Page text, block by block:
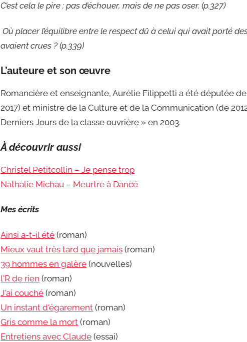
C’est cela le pire : pas d’échouer, mais de ne pas oser. (p.327)
Où placer l’équilibre entre le respect dû à celui qui avait porté
avaient crues ? (p.339)
L’auteure et son œuvre
Romancière et enseignante, Aurélie Filippetti a été députée de
2017) et ministre de la Culture et de la Communication (de
Derniers Jours de la classe ouvrière » en 2003.
À découvrir aussi
Christel Petitcollin – Je pense trop
Nathalie Michau – Meurtre à Dancé
Mes écrits
Ainsi a-t-il été (roman)
Mieux vaut très tard que jamais (roman)
39 hommes en galère (nouvelles)
l'R de rien (roman)
J'ai couché (roman)
Un instant d'égarement (roman)
Gris comme la mort (roman)
Entretiens avec Claude (essai)